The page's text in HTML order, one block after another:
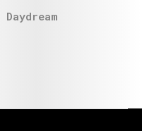
Daydream